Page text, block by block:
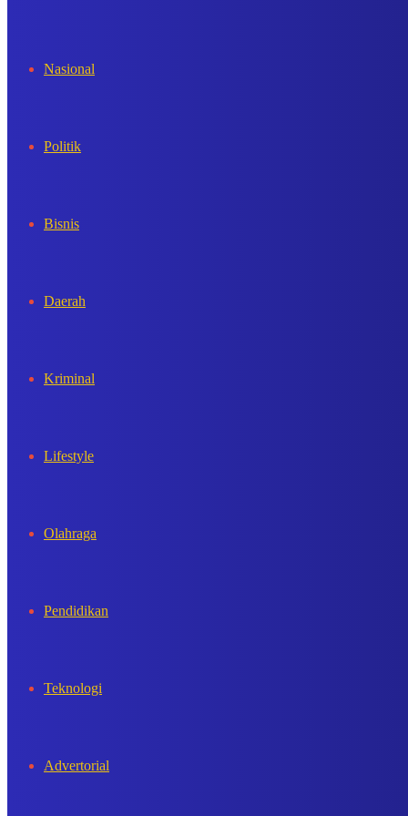
Nasional
Politik
Bisnis
Daerah
Kriminal
Lifestyle
Olahraga
Pendidikan
Teknologi
Advertorial